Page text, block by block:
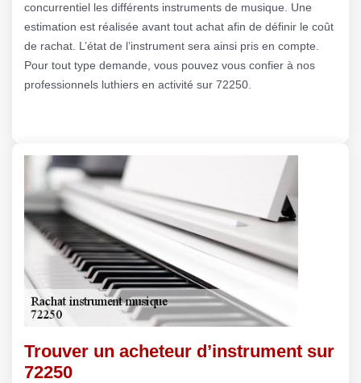
concurrentiel les différents instruments de musique. Une
estimation est réalisée avant tout achat afin de définir le coût
de rachat. L’état de l’instrument sera ainsi pris en compte.
Pour tout type demande, vous pouvez vous confier à nos
professionnels luthiers en activité sur 72250.
Trouver un acheteur d’instrument sur
72250